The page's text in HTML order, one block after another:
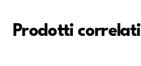
Prodotti correlati